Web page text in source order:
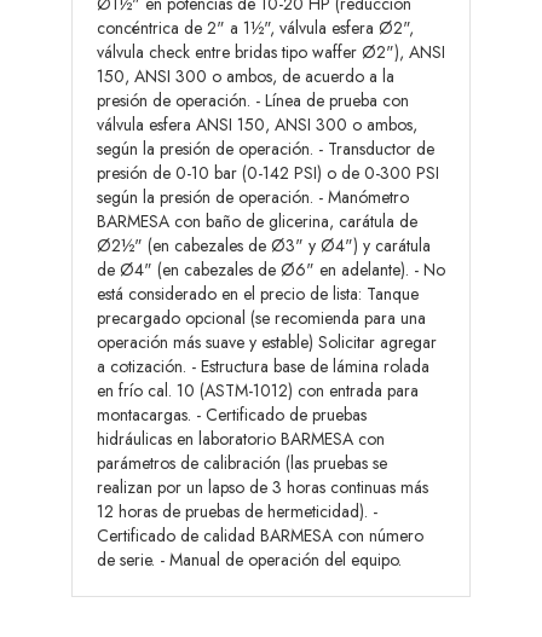
concéntrica de 2" a 1½", válvula esfera Ø2",
válvula check entre bridas tipo waffer Ø2"), ANSI
150, ANSI 300 o ambos, de acuerdo a la
presión de operación. - Línea de prueba con
válvula esfera ANSI 150, ANSI 300 o ambos,
según la presión de operación. - Transductor de
presión de 0-10 bar (0-142 PSI) o de 0-300 PSI
según la presión de operación. - Manómetro
BARMESA con baño de glicerina, carátula de
Ø2½" (en cabezales de Ø3" y Ø4") y carátula
de Ø4" (en cabezales de Ø6" en adelante). - No
está considerado en el precio de lista: Tanque
precargado opcional (se recomienda para una
operación más suave y estable) Solicitar agregar
a cotización. - Estructura base de lámina rolada
en frío cal. 10 (ASTM-1012) con entrada para
montacargas. - Certificado de pruebas
hidráulicas en laboratorio BARMESA con
parámetros de calibración (las pruebas se
realizan por un lapso de 3 horas continuas más
12 horas de pruebas de hermeticidad). -
Certificado de calidad BARMESA con número
de serie. - Manual de operación del equipo.